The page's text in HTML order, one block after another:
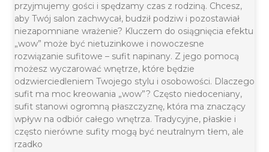
przyjmujemy gości i spędzamy czas z rodziną. Chcesz,
aby Twój salon zachwycał, budził podziw i pozostawiał
niezapomniane wrażenie? Kluczem do osiągnięcia efektu
„wow” może być nietuzinkowe i nowoczesne
rozwiązanie sufitowe – sufit napinany. Z jego pomocą
możesz wyczarować wnętrze, które będzie
odzwierciedleniem Twojego stylu i osobowości. Dlaczego
sufit ma moc kreowania „wow”? Często niedoceniany,
sufit stanowi ogromną płaszczyznę, która ma znaczący
wpływ na odbiór całego wnętrza. Tradycyjne, płaskie i
często nierówne sufity mogą być neutralnym tłem, ale
rzadko